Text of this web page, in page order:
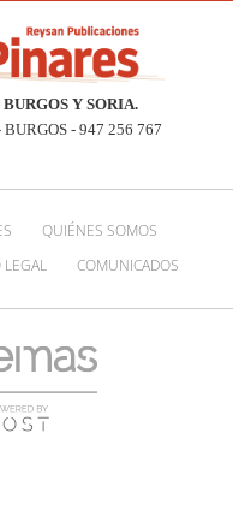
Y SORIA.
- 947 256 767
QUIÉNES SOMOS
LEGAL COMUNICADOS